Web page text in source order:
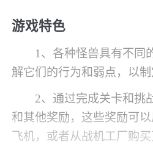
游戏特色
1、各种怪兽具有不同
解它们的行为和弱点，以
2、通过完成关卡和挑
和其他奖励，这些奖励可
飞机，或者从战机工厂购